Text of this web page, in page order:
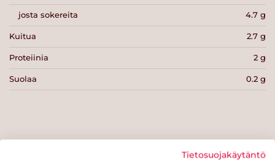
josta sokereita 4.7 g
Kuitua 2.7 g
Proteiinia 2 g
Suolaa 0.2 g
Tietosuojakäytäntö